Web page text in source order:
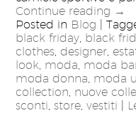
Continue reading →
Posted in Blog
black friday, black
clothes,designer,
look, moda, moda
moda donna, moda
collection, nuove
sconti,store,vestiti